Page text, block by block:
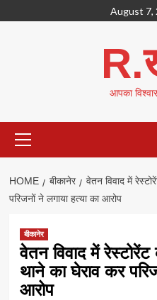
to
August 7,
आपका
Menu
HOME बीकानेर
वेतन विवाद में
परिजनों ने लगाया हत्या का आरोप
बीकानेर
वेतन विवाद में रेस्टोरेंट
थाने का घेराव कर
आरोप